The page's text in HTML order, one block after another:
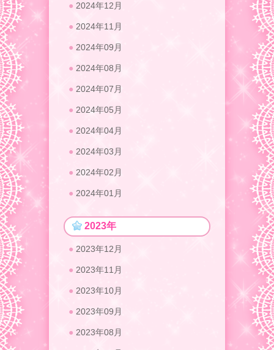
2024年12月
2024年11月
2024年09月
2024年08月
2024年07月
2024年05月
2024年04月
2024年03月
2024年02月
2024年01月
2023年
2023年12月
2023年11月
2023年10月
2023年09月
2023年08月